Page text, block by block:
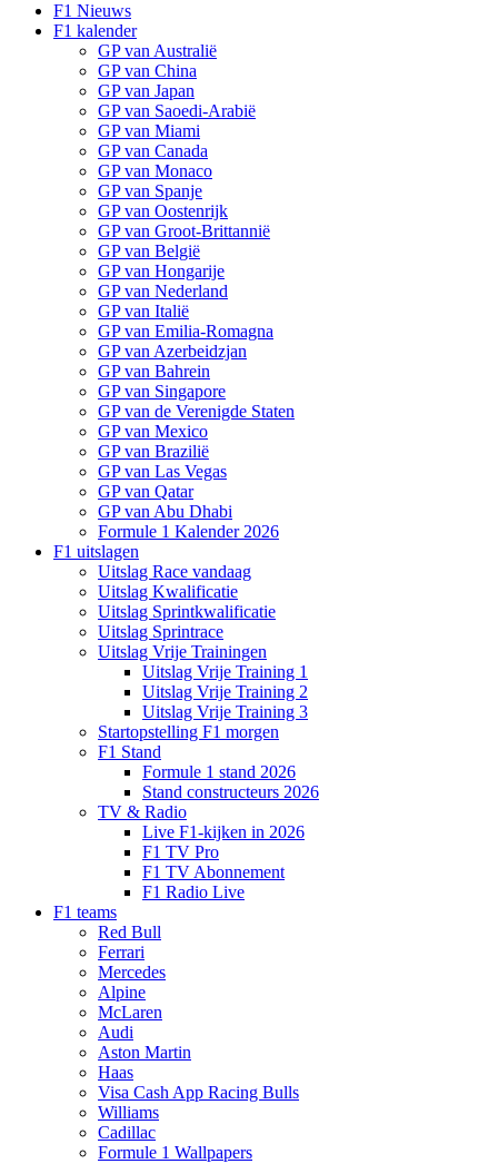
F1 Nieuws
F1 kalender
GP van Australië
GP van China
GP van Japan
GP van Saoedi-Arabië
GP van Miami
GP van Canada
GP van Monaco
GP van Spanje
GP van Oostenrijk
GP van Groot-Brittannië
GP van België
GP van Hongarije
GP van Nederland
GP van Italië
GP van Emilia-Romagna
GP van Azerbeidzjan
GP van Bahrein
GP van Singapore
GP van de Verenigde Staten
GP van Mexico
GP van Brazilië
GP van Las Vegas
GP van Qatar
GP van Abu Dhabi
Formule 1 Kalender 2026
F1 uitslagen
Uitslag Race vandaag
Uitslag Kwalificatie
Uitslag Sprintkwalificatie
Uitslag Sprintrace
Uitslag Vrije Trainingen
Uitslag Vrije Training 1
Uitslag Vrije Training 2
Uitslag Vrije Training 3
Startopstelling F1 morgen
F1 Stand
Formule 1 stand 2026
Stand constructeurs 2026
TV & Radio
Live F1-kijken in 2026
F1 TV Pro
F1 TV Abonnement
F1 Radio Live
F1 teams
Red Bull
Ferrari
Mercedes
Alpine
McLaren
Audi
Aston Martin
Haas
Visa Cash App Racing Bulls
Williams
Cadillac
Formule 1 Wallpapers